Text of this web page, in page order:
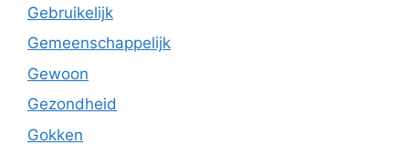
Gebruikelijk
Gemeenschappelijk
Gewoon
Gezondheid
Gokken